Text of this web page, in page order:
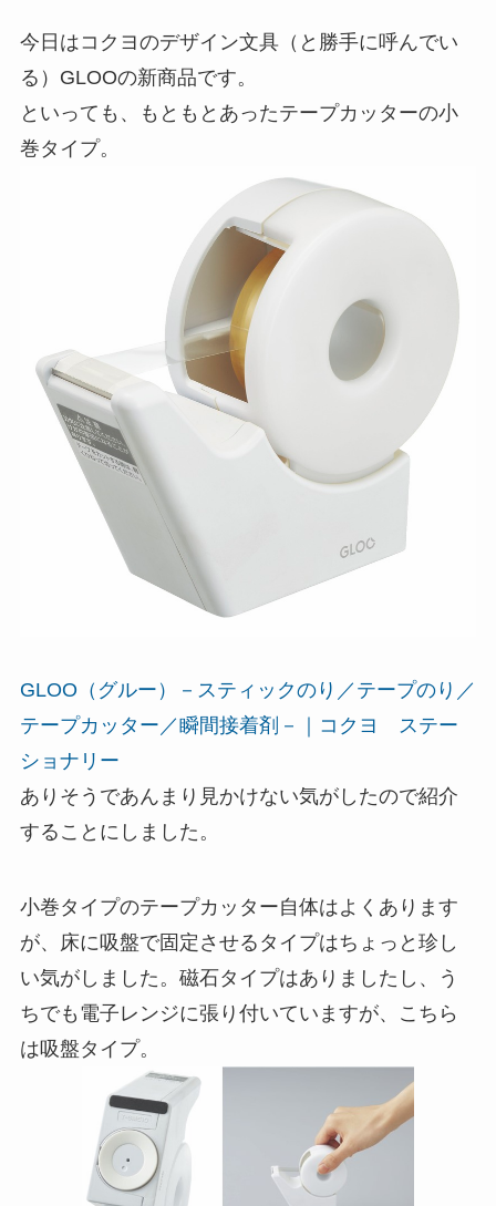
今日はコクヨのデザイン文具（と勝手に呼んでい
る）GLOOの新商品です。
といっても、もともとあったテープカッターの小
巻タイプ。
GLOO（グルー）－スティックのり／テープのり／
テープカッター／瞬間接着剤－｜コクヨ ステー
ショナリー
ありそうであんまり見かけない気がしたので紹介
することにしました。
小巻タイプのテープカッター自体はよくあります
が、床に吸盤で固定させるタイプはちょっと珍し
い気がしました。磁石タイプはありましたし、う
ちでも電子レンジに張り付いていますが、こちら
は吸盤タイプ。